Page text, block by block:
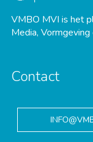
VMBO MVI is het
Media, Vormgeving
Contact